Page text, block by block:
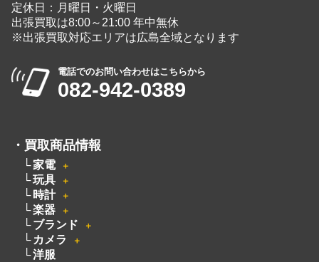
定休日：月曜日・火曜日
出張買取は8:00～21:00 年中無休
※出張買取対応エリアは広島全域となります
電話でのお問い合わせはこちらから
082-942-0389
・ 買取商品情報
家電 ＋
玩具 ＋
時計 ＋
楽器 ＋
ブランド ＋
カメラ ＋
洋服